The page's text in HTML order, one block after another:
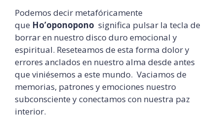
Podemos decir metafóricamente
que Ho’oponopono significa pulsar la tecla de
borrar en nuestro disco duro emocional y
espiritual. Reseteamos de esta forma dolor y
errores anclados en nuestro alma desde antes
que viniésemos a este mundo. Vaciamos de
memorias, patrones y emociones nuestro
subconsciente y conectamos con nuestra paz
interior.